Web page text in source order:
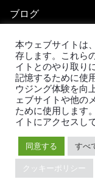
ブログ
ドキュメント
Developer Guide
FAQ
サポート
本ウェブサイトは
存します。これら
イトとのやり取り
記憶するために使
ウジング体験を向
ェブサイトや他の
ために使用します
イトにアクセスし
同意する すべ
クッキーポリシー